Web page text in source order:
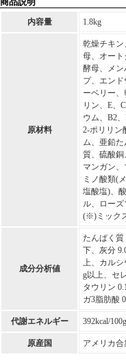
内容量 1.8kg
原材料
乾燥チキ
母、オー
酵母、メ
プ、エン
ーベリー
リン、E、
ウム、B2
2-ポリリン
ム、亜鉛
質、硫酸
マンガン
ミノ酸類(
塩酸塩)、
ル、ロー
(※)ミック
成分分析値
たんぱく質
下、灰分
上、カル
g以上、セ
タウリン
ガ3脂肪酸
代謝エネルギー 392kcal/100g
原産国 アメリカ合